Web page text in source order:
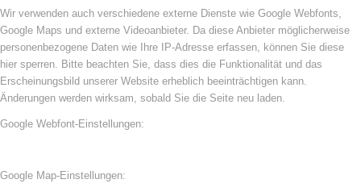
Wir verwenden auch verschiedene externe Dienste wie Google Webfonts,
Google Maps und externe Videoanbieter. Da diese Anbieter möglicherweise
personenbezogene Daten wie Ihre IP-Adresse erfassen, können Sie diese
hier sperren. Bitte beachten Sie, dass dies die Funktionalität und das
Erscheinungsbild unserer Website erheblich beeinträchtigen kann.
Änderungen werden wirksam, sobald Sie die Seite neu laden.
Google Webfont-Einstellungen:
Google Map-Einstellungen: